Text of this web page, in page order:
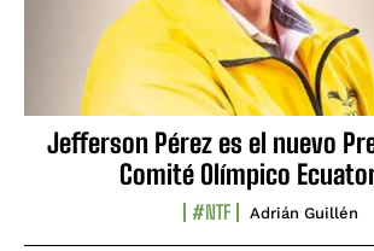
Jefferson Pérez es el nuevo
Comité Olímpico
#NTF Adrián Guillén